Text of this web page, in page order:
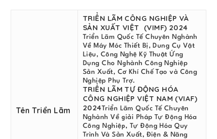
Tên Triển Lãm
TRIỂN LÃM CÔNG NGHIỆP VÀ
SẢN XUẤT VIỆT (VIMF) 2024
Triển Lãm Quốc Tế Chuyên Nghành
Về Máy Móc Thiết Bị, Dung Cụ Vật
Liệu, Công Nghệ Kỹ Thuật Ứng
Dụng Cho Nghành Công Nghiệp
Sản Xuất, Cơ Khí Chế Tạo và Công
Nghiệp Phụ Trợ.
TRIỂN LÃM TỰ ĐỘNG HÓA
CÔNG NGHIỆP VIỆT NAM (VIAF)
2024Triển Lãm Quốc Tế Chuyên
Nghành Về giải Pháp Tự Động Hóa
Công Nghiệp, Tự Động Hóa Quy
Trình Và Sản Xuất, Điện & Năng